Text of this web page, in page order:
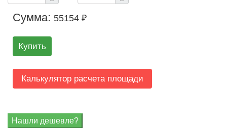
Сумма: 55154 ₽
Купить
Калькулятор расчета площади